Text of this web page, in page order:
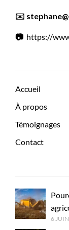
✉️
📷 https://
Accueil
À propos
Témoignages
Contact
6